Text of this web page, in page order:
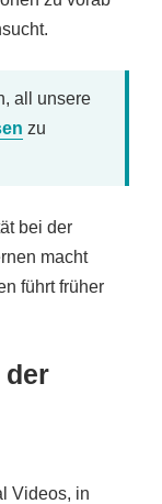
all unsere
zu
bei der
macht
führt früher
der
Videos, in